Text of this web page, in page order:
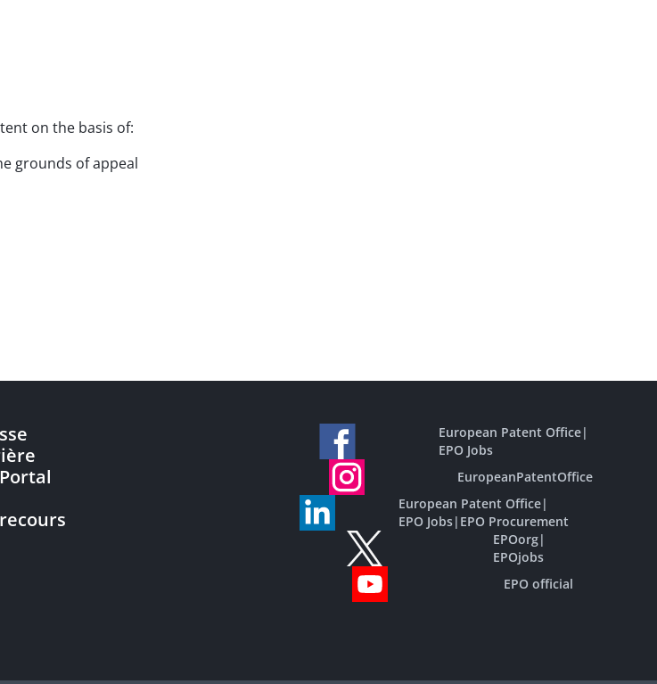
on the basis of:
grounds of appeal
European Patent Office|
EPO Jobs
EuropeanPatentOffice
European Patent Office|
EPO Jobs| EPO Procurement
EPOorg|
EPOjobs
EPO official